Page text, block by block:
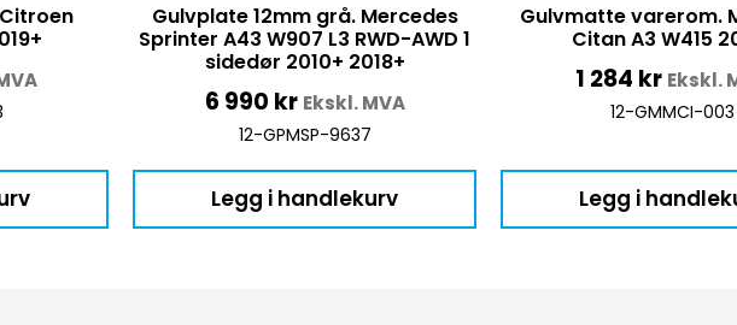
Gulvplate 12mm grå. Mercedes
Sprinter A43 W907 L3 RWD-AWD 1
sidedør 2010+ 2018+
6 990 kr Ekskl. MVA
12-GPMSP-9637
Legg i handlekurv
Gulvmatte varerom.
Citan A3 W415
1 284 kr Ekskl.
12-GMMCI-003
Legg i